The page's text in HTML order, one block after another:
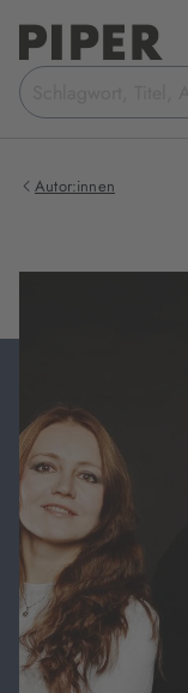
Suchbegriff
eingeben
Autor:innen